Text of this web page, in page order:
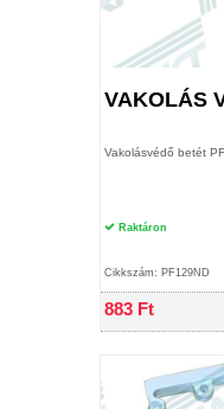
VAKOLÁS
Vakolásvédő betét
Raktáron
Cikkszám: PF129ND
883 Ft